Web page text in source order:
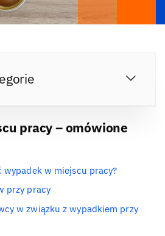
pracy – omówione
wypadek w miejscu pracy?
przy pracy
w związku z wypadkiem przy